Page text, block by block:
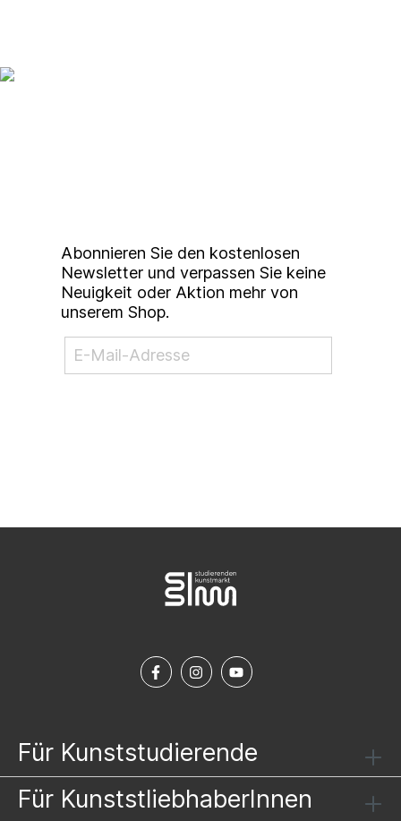
Abonnieren Sie den kostenlosen
Newsletter und verpassen Sie keine
Neuigkeit oder Aktion mehr von
unserem Shop.
Für Kunststudierende
Für KunststliebhaberInnen